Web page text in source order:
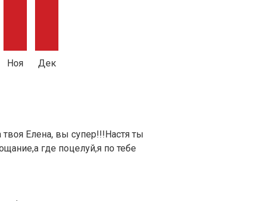
Ноя Дек
Елена, вы супер!!!Настя ты
где поцелуй,я по тебе